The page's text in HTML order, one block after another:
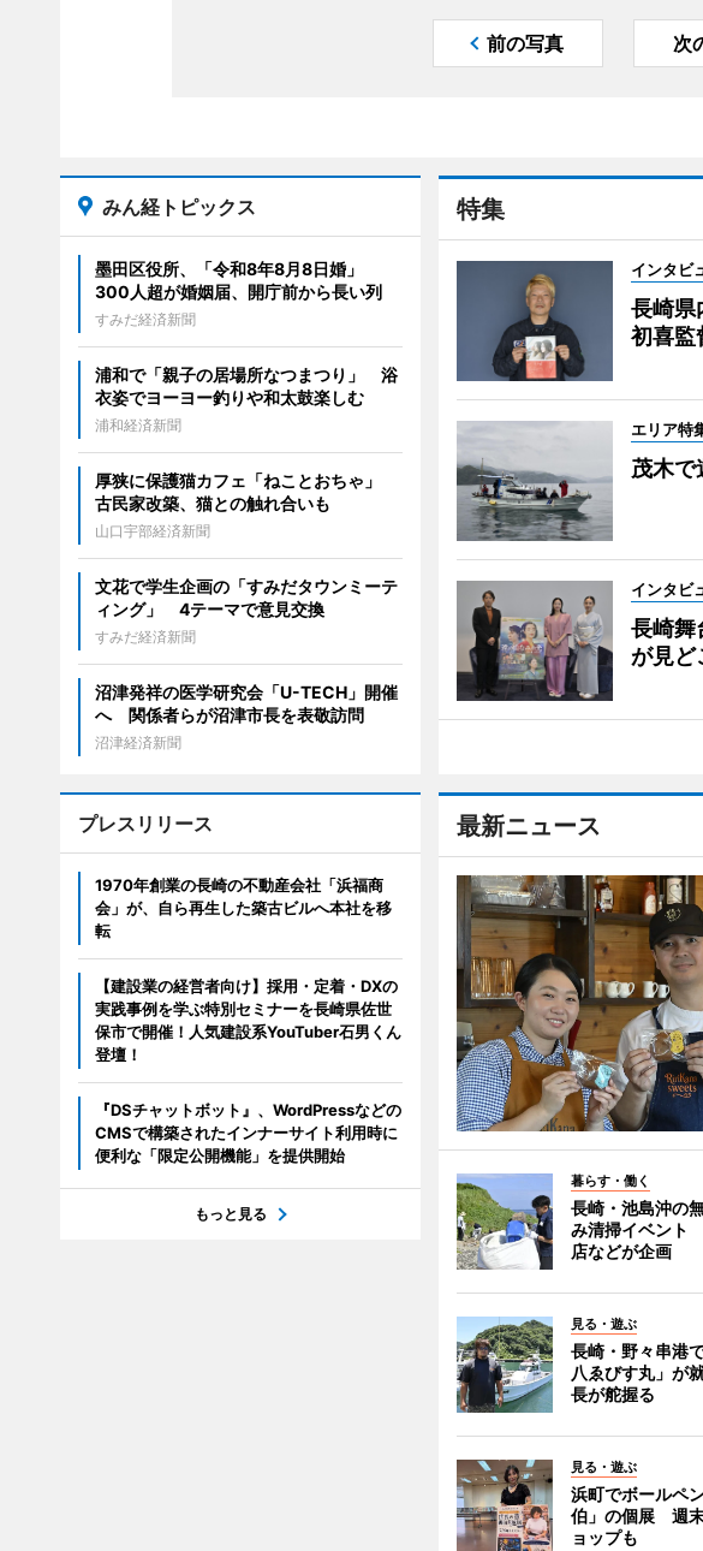
前の写真 次
特集
インタビ
長崎
初喜監
エリア特
茂木
インタビ
長崎舞
が見ど
最新ニュース
暮らす・働く
長崎・池島沖の
み清掃イベント
店などが企画
見る・遊ぶ
長崎・野々串港
八ゑびす丸」
長が舵握る
見る・遊ぶ
浜町でボールペ
伯」の個展 週
ョップも
みん経トピックス
墨田区役所、「令和8年8月8日婚」
300人超が婚姻届、開庁前から長い列
すみだ経済新聞
浦和で「親子の居場所なつまつり」 浴
衣姿でヨーヨー釣りや和太鼓楽しむ
浦和経済新聞
厚狭に保護猫カフェ「ねことおちゃ」
古民家改築、猫との触れ合いも
山口宇部経済新聞
文花で学生企画の「すみだタウンミーテ
ィング」 4テーマで意見交換
すみだ経済新聞
沼津発祥の医学研究会「U-TECH」開催
へ 関係者らが沼津市長を表敬訪問
沼津経済新聞
プレスリリース
1970年創業の長崎の不動産会社「浜福商
会」が、自ら再生した築古ビルへ本社を移
転
【建設業の経営者向け】採用・定着・DXの
実践事例を学ぶ特別セミナーを長崎県佐世
保市で開催！人気建設系YouTuber石男くん
登壇！
『DSチャットボット』、WordPressなどの
CMSで構築されたインナーサイト利用時に
便利な「限定公開機能」を提供開始
もっと見る